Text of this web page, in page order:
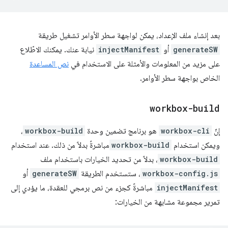
بعد إنشاء ملف الإعداد، يمكن لواجهة سطر الأوامر تشغيل طريقة
generateSW أو injectManifest نيابة عنك. يمكنك الاطّلاع
على مزيد من المعلومات والأمثلة على الاستخدام في نص المساعدة
الخاص بواجهة سطر الأوامر.
workbox-build
إنّ workbox-cli هو برنامج تضمين وحدة workbox-build ،
ويمكن استخدام workbox-build مباشرةً بدلاً من ذلك. عند استخدام
workbox-build ، بدلاً من تحديد الخيارات باستخدام ملف
workbox-config.js ، ستستخدم الطريقة generateSW أو
injectManifest مباشرةً كجزء من نص برمجي للعقدة، ما يؤدي إلى
تمرير مجموعة مشابهة من الخيارات: